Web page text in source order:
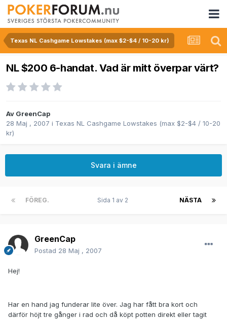
Texas NL Cashgame Lowstakes (max $2-$4 / 10-20 kr)
NL $200 6-handat. Vad är mitt överpar värt?
Av GreenCap
28 Maj , 2007 i Texas NL Cashgame Lowstakes (max $2-$4 / 10-20
kr)
Svara i ämne
FÖREG. NÄSTA
Sida 1 av 2
GreenCap
Postad 28 Maj , 2007
Hej!
Har en hand jag funderar lite över. Jag har fått bra kort och
därför höjt tre gånger i rad och då köpt potten direkt eller tagit